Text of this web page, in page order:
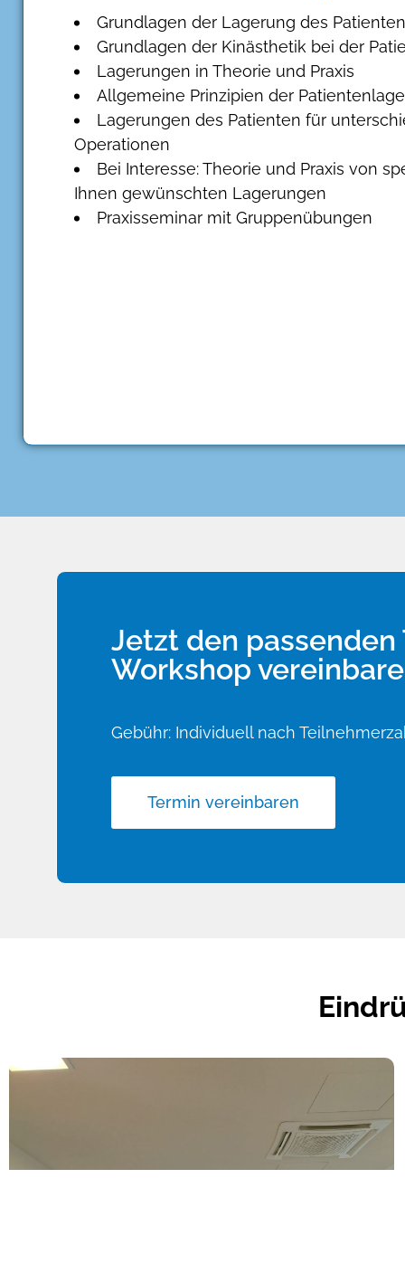
Grundlagen der Lagerung des Patienten
Grundlagen der Kinästhetik bei der
Lagerungen in Theorie und Praxis
Allgemeine Prinzipien der
Lagerungen des Patienten für
Operationen
Bei Interesse: Theorie und Praxis von
Ihnen gewünschten Lagerungen
Praxisseminar mit Gruppenübungen
Jetzt den
Workshop
Gebühr: Individuell nach
Termin vereinbaren